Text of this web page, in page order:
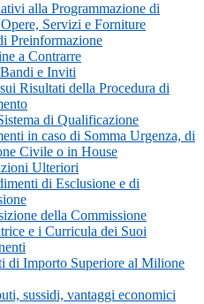
alla Programmazione di
Servizi e Forniture
Preinformazione
a Contrarre
e Inviti
Risultati della Procedura di
di Qualificazione
in caso di Somma Urgenza, di
Civile o in House
Ulteriori
di Esclusione e di
della Commissione
e i Curricula dei Suoi
di Importo Superiore al Milione
sussidi, vantaggi economici